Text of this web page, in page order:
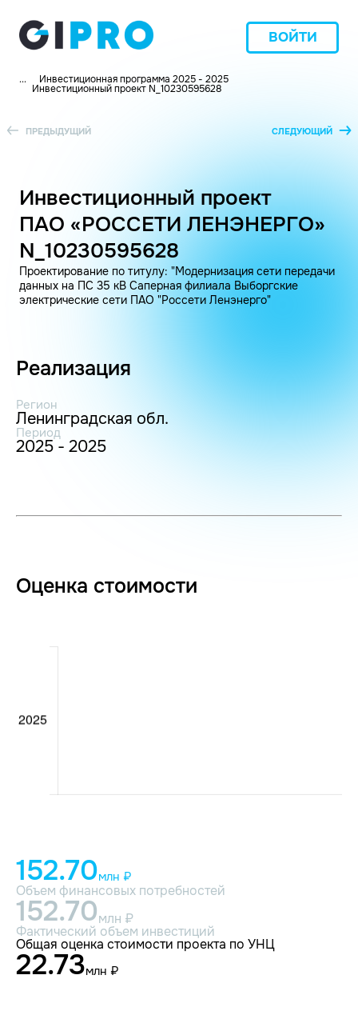
ВОЙТИ
... Инвестиционная программа 2025 - 2025
Инвестиционный проект N_10230595628
ПРЕДЫДУЩИЙ СЛЕДУЮЩИЙ
Инвестиционный проект
ПАО «РОССЕТИ ЛЕНЭНЕРГО»
N_10230595628
Проектирование по титулу: "Модернизация сети передачи
данных на ПС 35 кВ Саперная филиала Выборгские
электрические сети ПАО "Россети Ленэнерго"
Реализация
Регион
Ленинградская обл.
Период
2025 - 2025
Оценка стоимости
152.70млн ₽
Объем финансовых потребностей
152.70млн ₽
Фактический объем инвестиций
Общая оценка стоимости проекта по УНЦ
22.73млн ₽